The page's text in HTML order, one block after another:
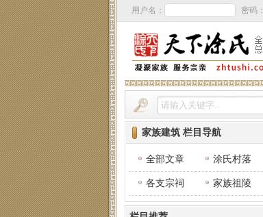
用户名： 密码：
家族建筑 栏目导航
全部文章 涂氏村落
各支宗祠 家族祖陵